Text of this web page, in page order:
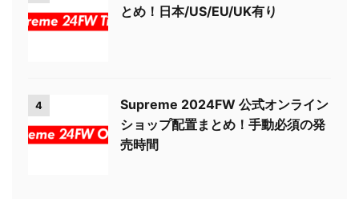
とめ！日本/US/EU/UK有り
4
Supreme 2024FW 公式オンライン
ショップ配置まとめ！手動必須の発
売時間